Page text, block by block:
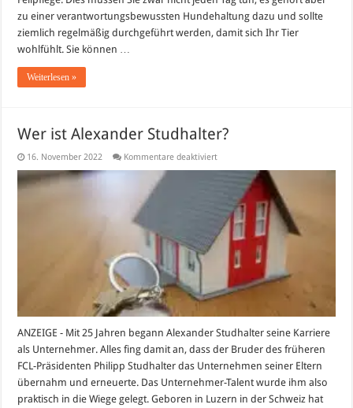
zu einer verantwortungsbewussten Hundehaltung dazu und sollte
ziemlich regelmäßig durchgeführt werden, damit sich Ihr Tier
wohlfühlt. Sie können …
Weiterlesen »
Wer ist Alexander Studhalter?
16. November 2022 Kommentare deaktiviertfür
Alexander
Studhalter?
ANZEIGE - Mit 25 Jahren begann Alexander Studhalter seine Karriere
als Unternehmer. Alles fing damit an, dass der Bruder des früheren
FCL-Präsidenten Philipp Studhalter das Unternehmen seiner Eltern
übernahm und erneuerte. Das Unternehmer-Talent wurde ihm also
praktisch in die Wiege gelegt. Geboren in Luzern in der Schweiz hat